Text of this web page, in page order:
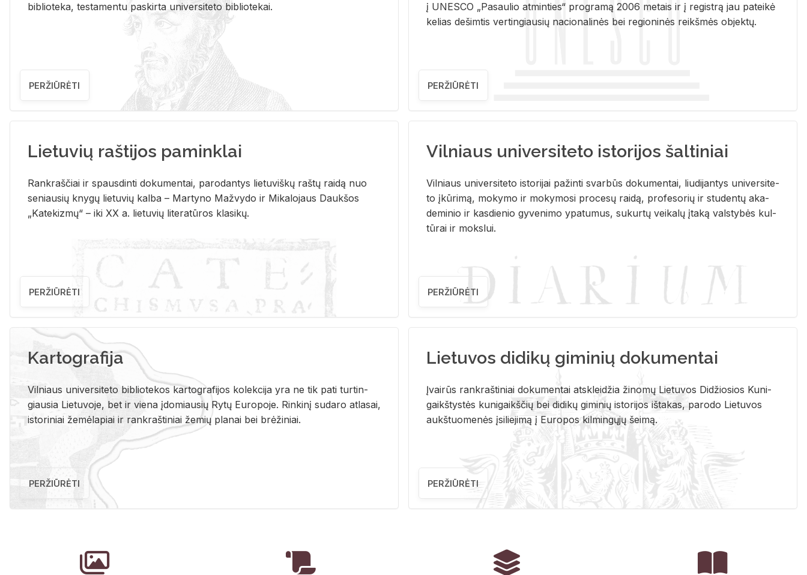
bi­b­lio­te­ka, te­sta­men­tu pa­skir­ta uni­ver­si­te­to bi­b­lio­te­kai.
PERŽIŪRĖTI
į UNESCO „Pasaulio atminties“ programą 2006 metais ir į registrą jau pateikė
kelias dešimtis vertingiausių nacionalinės bei regioninės reikšmės objektų.
PERŽIŪRĖTI
Lietuvių raštijos paminklai
Rank­raš­čiai ir spaus­din­ti do­ku­men­tai, pa­ro­dan­tys lie­tu­viš­kų raš­tų rai­dą nuo
se­niau­sių kny­gų lie­tu­vių kal­ba – Mar­ty­no Ma­žvy­do ir Mi­ka­lo­jaus Dauk­šos
„Ka­te­kiz­mų“ – iki XX a. lie­tu­vių li­te­ra­tū­ros kla­si­kų.
PERŽIŪRĖTI
Vilniaus universiteto istorijos šaltiniai
Vil­niaus uni­ver­si­te­to is­to­ri­jai pa­žin­ti svar­būs do­ku­men­tai, liu­di­jan­tys uni­ver­si­te­
to įkū­ri­mą, mo­ky­mo ir mo­ky­mo­si pro­ce­sų rai­dą, pro­fe­so­rių ir stu­den­tų aka­
de­mi­nio ir kas­die­nio gy­ve­ni­mo ypa­tu­mus, su­kur­tų vei­ka­lų įta­ką vals­ty­bės kul­
tū­rai ir moks­lui.
PERŽIŪRĖTI
Kartografija
Vil­niaus uni­ver­si­te­to bi­b­lio­te­kos kar­to­gra­fi­jos ko­lek­ci­ja yra ne tik pati tur­tin­
giau­sia Lie­tu­vo­je, bet ir vie­na įdo­miau­sių Rytų Eu­ro­po­je. Rin­ki­nį su­da­ro at­la­sai,
is­to­ri­niai že­mė­la­piai ir rank­raš­ti­niai že­mių pla­nai bei brė­ži­niai.
PERŽIŪRĖTI
Lietuvos didikų giminių dokumentai
Įvai­rūs rank­raš­ti­niai do­ku­men­tai at­sklei­džia ži­no­mų Lie­tu­vos Di­džio­sios Ku­ni­
gaikš­tys­tės ku­ni­gaikš­čių bei di­di­kų gi­mi­nių is­to­ri­jos iš­ta­kas, pa­ro­do Lie­tu­vos
aukš­tuo­me­nės įsi­lie­ji­mą į Eu­ro­pos kil­min­gų­jų šei­mą.
PERŽIŪRĖTI